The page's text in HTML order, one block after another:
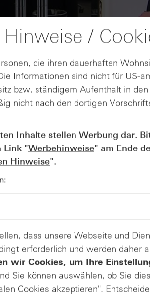
Blick ins Kleingedruckte:
bei Derivaten -
04.08.2026
/
die ihren dauerhaften
Informationen sind nicht für US-
bzw. ständigem Aufenthalt in
nicht nach den dortigen
Inhalte stellen Werbung dar.
Link "Werbehinweise" am Ende
Hinweise".
dass unsere Webseite und
erforderlich und werden daher
wir Cookies, um Ihre
Sie können auswählen, ob Sie
Cookies akzeptieren".